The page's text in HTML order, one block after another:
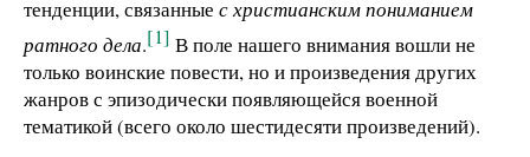
тенденции, связанные с христианским пониманием
ратного дела.[1] В поле нашего внимания вошли не
только воинские повести, но и произведения других
жанров с эпизодически появляющейся военной
тематикой (всего около шестидесяти произведений).